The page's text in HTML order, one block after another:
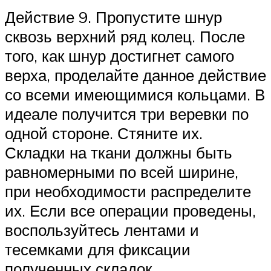
Действие 9. Пропустите шнур
сквозь верхний ряд колец. После
того, как шнур достигнет самого
верха, проделайте данное действие
со всеми имеющимися кольцами. В
идеале получится три веревки по
одной стороне. Стяните их.
Складки на ткани должны быть
равномерными по всей ширине,
при необходимости распределите
их. Если все операции проведены,
воспользуйтесь лентами и
тесемками для фиксации